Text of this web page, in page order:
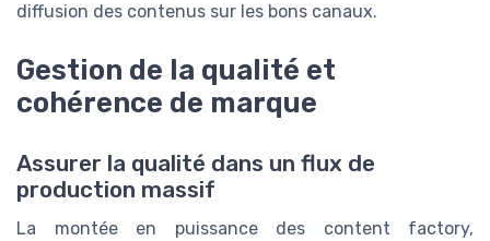
diffusion des contenus sur les bons canaux.
Gestion de la qualité et
cohérence de marque
Assurer la qualité dans un flux de
production massif
La montée en puissance des content factory,